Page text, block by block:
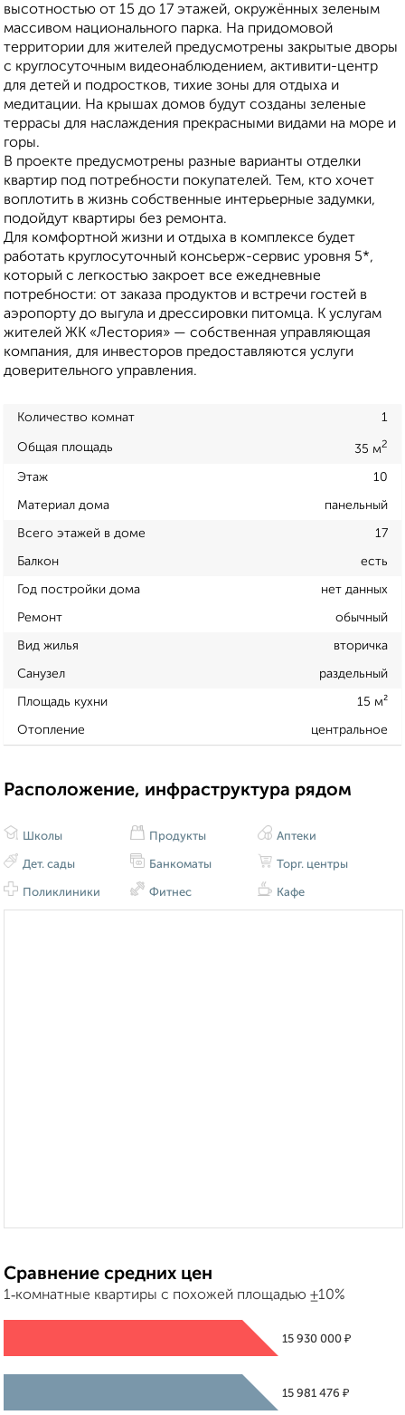
высотностью от 15 до 17 этажей, окружённых зеленым
массивом национального парка. На придомовой
территории для жителей предусмотрены закрытые дворы
с круглосуточным видеонаблюдением, активити-центр
для детей и подростков, тихие зоны для отдыха и
медитации. На крышах домов будут созданы зеленые
террасы для наслаждения прекрасными видами на море и
горы.
В проекте предусмотрены разные варианты отделки
квартир под потребности покупателей. Тем, кто хочет
воплотить в жизнь собственные интерьерные задумки,
подойдут квартиры без ремонта.
Для комфортной жизни и отдыха в комплексе будет
работать круглосуточный консьерж-сервис уровня 5*,
который с легкостью закроет все ежедневные
потребности: от заказа продуктов и встречи гостей в
аэропорту до выгула и дрессировки питомца. К услугам
жителей ЖК «Лестория» — собственная управляющая
компания, для инвесторов предоставляются услуги
доверительного управления.
Количество комнат 1
Общая площадь 35 м2
Этаж 10
Материал дома панельный
Всего этажей в доме 17
Балкон есть
Год постройки дома нет данных
Ремонт обычный
Вид жилья вторичка
Санузел раздельный
Площадь кухни 15 м²
Отопление центральное
Расположение, инфраструктура рядом
Школы
Дет. сады
Поликлиники
Продукты
Банкоматы
Фитнес
Аптеки
Торг. центры
Кафе
Сравнение средних цен
1‑комнатные квартиры с похожей площадью ±10%
15 930 000 ₽
15 981 476 ₽